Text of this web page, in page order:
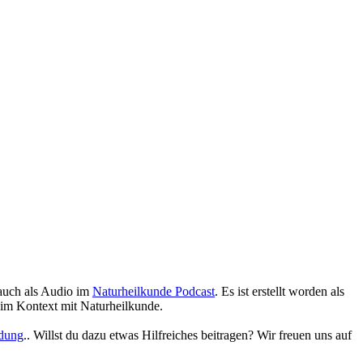
als Audio im Naturheilkunde Podcast. Es ist erstellt worden als
Kontext mit Naturheilkunde.
.. Willst du dazu etwas Hilfreiches beitragen? Wir freuen uns auf